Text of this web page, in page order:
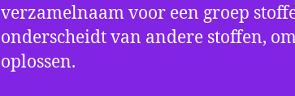
verzamelnaam voor een groep
onderscheidt van andere stoffen,
oplossen.